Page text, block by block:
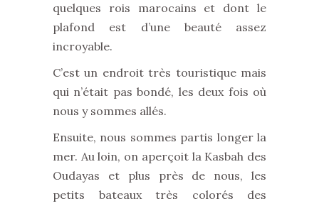
quelques rois marocains et dont le
plafond est d’une beauté assez
incroyable.
C’est un endroit très touristique mais
qui n’était pas bondé, les deux fois où
nous y sommes allés.
Ensuite, nous sommes partis longer la
mer. Au loin, on aperçoit la Kasbah des
Oudayas et plus près de nous, les
petits bateaux très colorés des